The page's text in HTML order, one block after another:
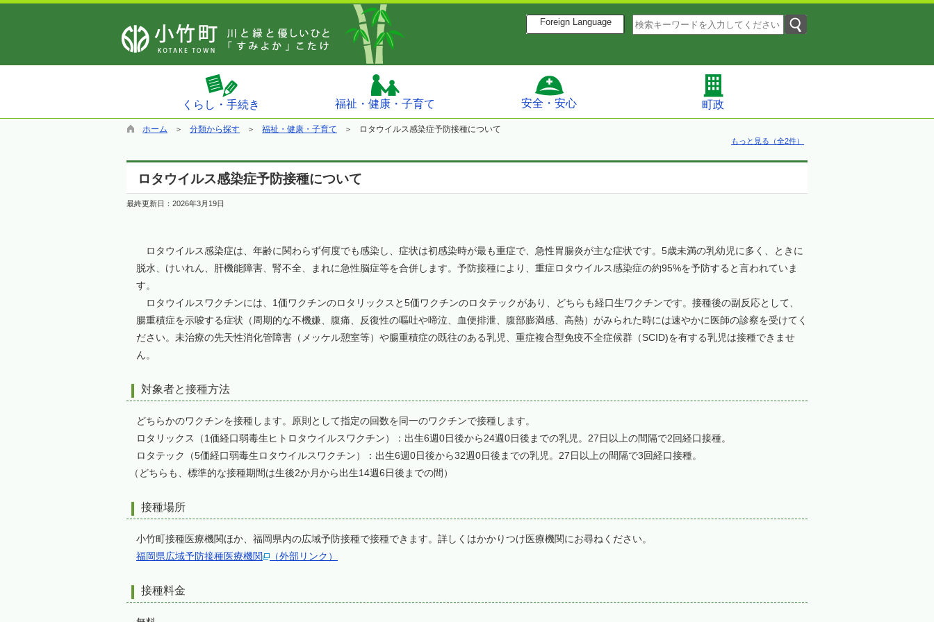
Foreign Language
くらし・手続き 福祉・健康・子育て 安全・安心 町政
ホーム 分類から探す 福祉・健康・子育て ロタウイルス感染症予防接種について
もっと見る（全2件）
ロタウイルス感染症予防接種について
最終更新日： 2026年3月19日
ロタウイルス感染症は、年齢に関わらず何度でも感染し、症状は初感染時が最も重症で、急性胃腸炎が主な症状です。5歳未満の乳幼児に多く、ときに
脱水、けいれん、肝機能障害、腎不全、まれに急性脳症等を合併します。予防接種により、重症ロタウイルス感染症の約95%を予防すると言われていま
す。
ロタウイルスワクチンには、1価ワクチンのロタリックスと5価ワクチンのロタテックがあり、どちらも経口生ワクチンです。接種後の副反応として、
腸重積症を示唆する症状（周期的な不機嫌、腹痛、反復性の嘔吐や啼泣、血便排泄、腹部膨満感、高熱）がみられた時には速やかに医師の診察を受けてく
ださい。未治療の先天性消化管障害（メッケル憩室等）や腸重積症の既往のある乳児、重症複合型免疫不全症候群（SCID)を有する乳児は接種できませ
ん。
対象者と接種方法
どちらかのワクチンを接種します。原則として指定の回数を同一のワクチンで接種します。
ロタリックス（1価経口弱毒生ヒトロタウイルスワクチン）：出生6週0日後から24週0日後までの乳児。27日以上の間隔で2回経口接種。
ロタテック（5価経口弱毒生ロタウイルスワクチン）：出生6週0日後から32週0日後までの乳児。27日以上の間隔で3回経口接種。
（どちらも、標準的な接種期間は生後2か月から出生14週6日後までの間）
接種場所
小竹町接種医療機関ほか、福岡県内の広域予防接種で接種できます。詳しくはかかりつけ医療機関にお尋ねください。
福岡県広域予防接種医療機関
（外部リンク）
接種料金